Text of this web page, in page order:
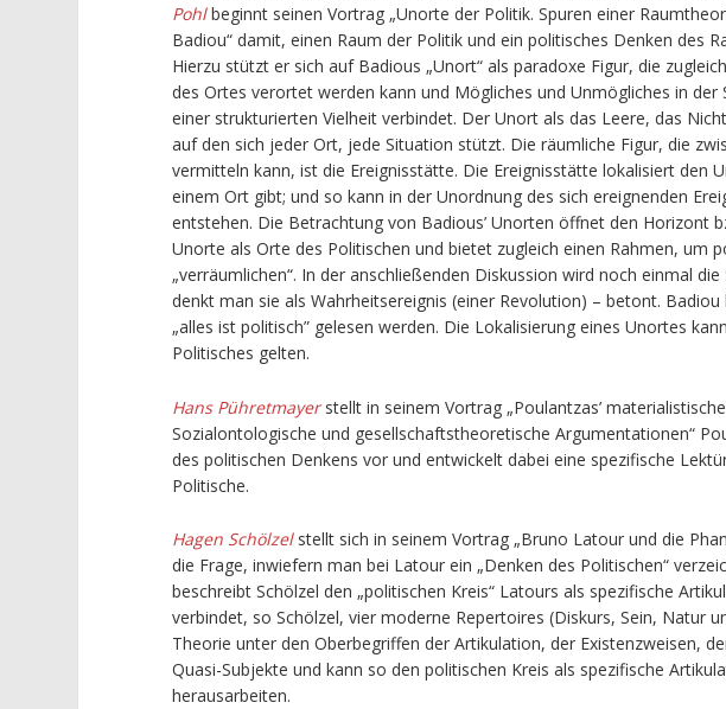
Pohlbeginnt seinen Vortrag „Unorte der Politik. Spuren einer
Badiou“ damit, einen Raum der Politik und ein politisches Denken des
Hierzu stützt er sich auf Badious „Unort“ als paradoxe Figur, die
des Ortes verortet werden kann und Mögliches und Unmögliches in der
einer strukturierten Vielheit verbindet. Der Unort als das Leere, das
auf den sich jeder Ort, jede Situation stützt. Die räumliche Figur, die
vermitteln kann, ist die Ereignisstätte. Die Ereignisstätte lokalisiert den
einem Ort gibt; und so kann in der Unordnung des sich ereignenden
entstehen. Die Betrachtung von Badious’ Unorten öffnet den Horizont
Unorte als Orte des Politischen und bietet zugleich einen Rahmen, um
„verräumlichen“. In der anschließenden Diskussion wird noch einmal
denkt man sie als Wahrheitsereignis (einer Revolution) – betont. Badiou
„alles ist politisch” gelesen werden. Die Lokalisierung eines Unortes
Politisches gelten.
Hans Pühretmayerstellt in seinem Vortrag „Poulantzas’
Sozialontologische und gesellschaftstheoretische Argumentationen“
des politischen Denkens vor und entwickelt dabei eine spezifische
Politische.
Hagen Schölzelstellt sich in seinem Vortrag „Bruno Latour und die
die Frage, inwiefern man bei Latour ein „Denken des Politischen“
beschreibt Schölzel den „politischen Kreis“ Latours als spezifische
verbindet, so Schölzel, vier moderne Repertoires (Diskurs, Sein, Natur
Theorie unter den Oberbegriffen der Artikulation, der Existenzweisen,
Quasi-Subjekte und kann so den politischen Kreis als spezifische
herausarbeiten.